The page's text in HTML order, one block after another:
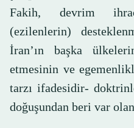
Fakih, devrim
(ezilenlerin)
İran’ın başka
etmesinin ve
tarzı ifadesidir-
doğuşundan beri var